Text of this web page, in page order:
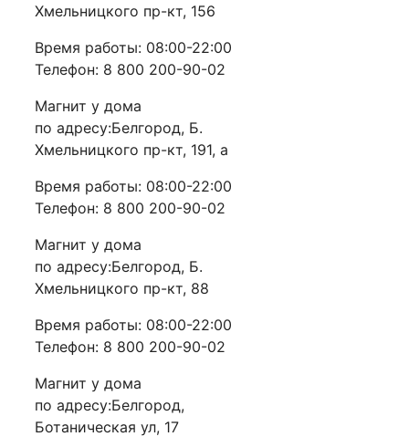
Хмельницкого пр-кт, 156
Время работы: 08:00-22:00
Телефон: 8 800 200-90-02
Магнит у дома
по адресу:Белгород, Б.
Хмельницкого пр-кт, 191, а
Время работы: 08:00-22:00
Телефон: 8 800 200-90-02
Магнит у дома
по адресу:Белгород, Б.
Хмельницкого пр-кт, 88
Время работы: 08:00-22:00
Телефон: 8 800 200-90-02
Магнит у дома
по адресу:Белгород,
Ботаническая ул, 17